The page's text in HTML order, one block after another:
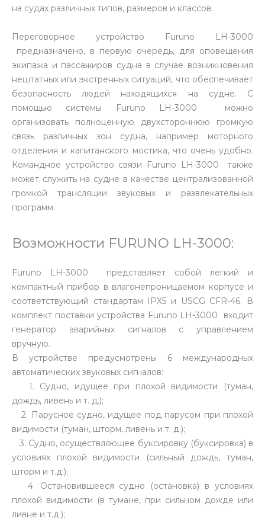
на судах различных типов, размеров и классов.
Переговорное устройство Furuno LH-3000
предназначено, в первую очередь, для оповещения
экипажа и пассажиров судна в случае возникновения
нештатных или экстренных ситуаций, что обеспечивает
безопасность людей находящихся на судне. С
помощью системы Furuno LH-3000 можно
организовать полноценную двухстороннюю громкую
связь различных зон судна, например моторного
отделения и капитанского мостика, что очень удобно.
Командное устройство связи Furuno LH-3000 также
может служить на судне в качестве централизованной
громкой трансляции звуковых и развлекательных
программ.
Возможности FURUNO LH-3000:
Furuno LH-3000 представляет собой легкий и
компактный прибор в влагонепроницаемом корпусе и
соответствующий стандартам IPX5 и USCG CFR-46. В
комплект поставки устройства Furuno LH-3000 входит
генератор аварийных сигналов с управлением
вручную.
В устройстве предусмотрены 6 международных
автоматических звуковых сигналов:
1. Судно, идущее при плохой видимости (туман,
дождь, ливень и т. д.);
2. Парусное судно, идущее под парусом при плохой
видимости (туман, шторм, ливень и т. д.);
3. Судно, осуществляющее буксировку (буксировка) в
условиях плохой видимости (сильный дождь, туман,
шторм и т.д.);
4. Остановившееся судно (остановка) в условиях
плохой видимости (в тумане, при сильном дожде или
ливне и т.д.);